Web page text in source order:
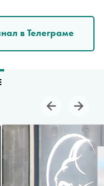
в Телеграме